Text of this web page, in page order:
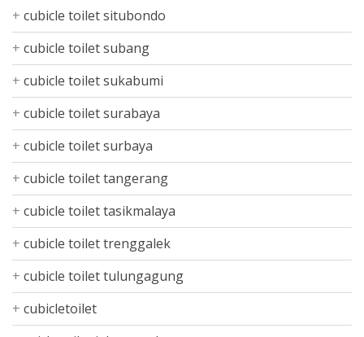
cubicle toilet situbondo
cubicle toilet subang
cubicle toilet sukabumi
cubicle toilet surabaya
cubicle toilet surbaya
cubicle toilet tangerang
cubicle toilet tasikmalaya
cubicle toilet trenggalek
cubicle toilet tulungagung
cubicletoilet